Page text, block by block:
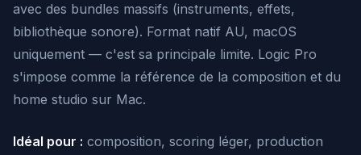
avec des bundles massifs (instruments, effets,
bibliothèque sonore). Format natif AU, macOS
uniquement — c'est sa principale limite. Logic Pro
s'impose comme la référence de la composition et du
home studio sur Mac.
Idéal pour : composition, scoring léger, production